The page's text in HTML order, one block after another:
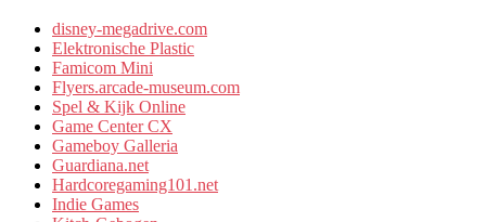
disney-megadrive.com
Elektronische Plastic
Famicom Mini
Flyers.arcade-museum.com
Spel & Kijk Online
Game Center CX
Gameboy Galleria
Guardiana.net
Hardcoregaming101.net
Indie Games